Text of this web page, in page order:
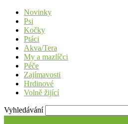
Novinky
Psi
Kočky
Ptáci
Akva/Tera
My a mazlíčci
Péče
Zajímavosti
Hrdinové
Volně žijící
Vyhledávání